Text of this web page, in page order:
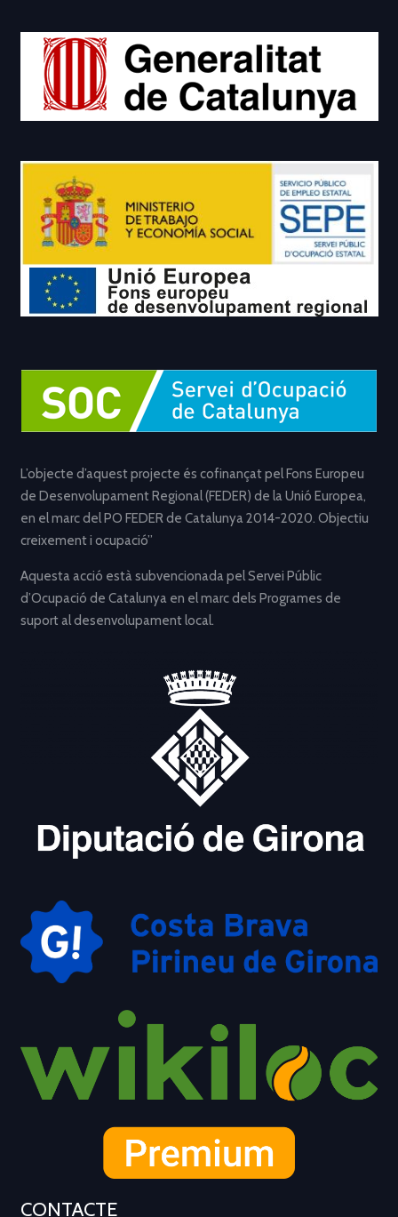
L’objecte d’aquest projecte és cofinançat pel Fons Europeu
de Desenvolupament Regional (FEDER) de la Unió Europea,
en el marc del PO FEDER de Catalunya 2014-2020. Objectiu
creixement i ocupació”
Aquesta acció està subvencionada pel Servei Públic
d’Ocupació de Catalunya en el marc dels Programes de
suport al desenvolupament local.
CONTACTE